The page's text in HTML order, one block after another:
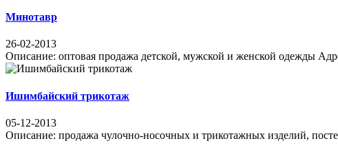
Минотавр
26-02-2013
Описание: оптовая продажа детской, мужской и женской одежды
Ишимбайский трикотаж
05-12-2013
Описание: продажа чулочно-носочных и трикотажных изделий,